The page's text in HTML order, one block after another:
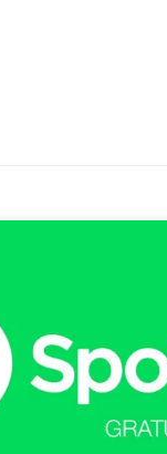
de jeter
ne fonctionne plus
Youtube Music,
Spotify Premium
quelle musique